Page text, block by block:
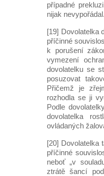
případné
nijak nevypořádal.
[19] Dovolatelka
příčinné
k porušení
vymezení
dovolatelku se
posuzovat
Přičemž je
rozhodla se ji
Podle
dovolatelka
ovládaných
[20] Dovolatelka
příčinné
neboť „v
ztrátě šancí